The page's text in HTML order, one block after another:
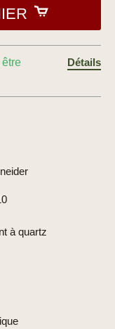
Détails
à quartz